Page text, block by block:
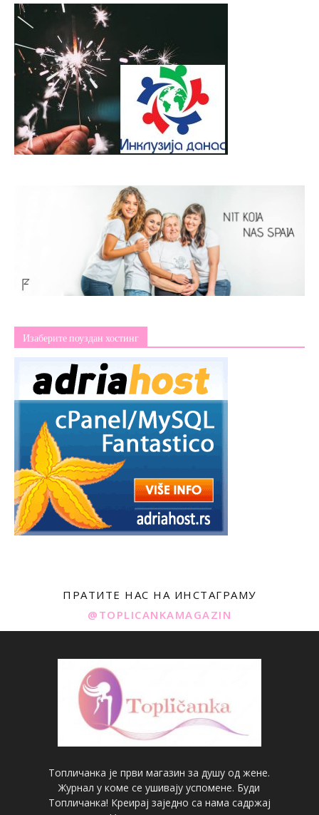
Изаберите поуздан хостинг
ПРАТИТЕ НАС НА ИНСТАГРАМУ
@TOPLICANKAMAGAZIN
Топличанка је први магазин за душу од жене.
Журнал у коме се ушивају успомене. Буди
Топличанка! Креирај заједно са нама садржај